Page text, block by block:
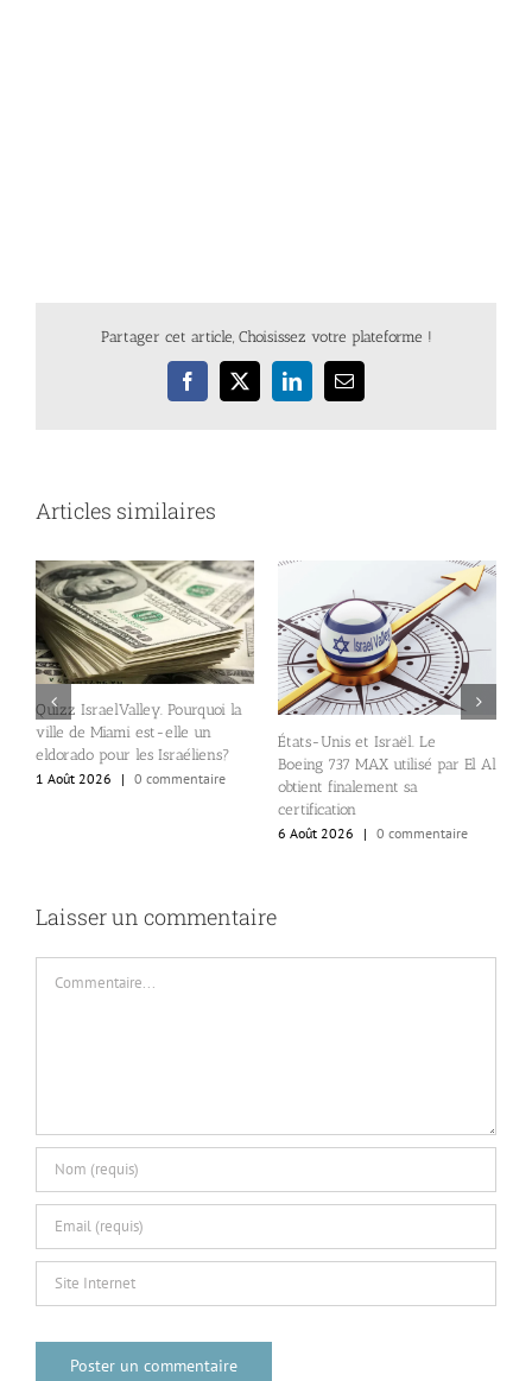
Partager cet article, Choisissez votre plateforme !
Facebook
X LinkedInEmail
Articles similaires
Quizz IsraelValley. Pourquoi la
ville de Miami est-elle un
eldorado pour les Israéliens?
1 Août 2026
| 0 commentaire
États-Unis et Israël. Le
Boeing 737 MAX utilisé par El Al
obtient finalement sa
certification
6 Août 2026
| 0 commentaire
Laisser un commentaire